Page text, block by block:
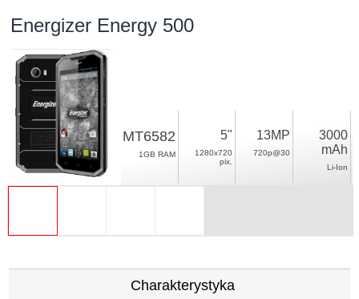
Energizer Energy 500
MT6582
1GB RAM
5"
1280x720
pix.
13MP
720p@30
3000
mAh
Li-Ion
Charakterystyka